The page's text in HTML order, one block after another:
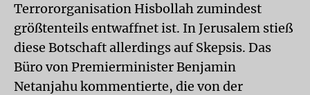
Terrororganisation Hisbollah zumindest
größtenteils entwaffnet ist. In Jerusalem stieß
diese Botschaft allerdings auf Skepsis. Das
Büro von Premierminister Benjamin
Netanjahu kommentierte, die von der